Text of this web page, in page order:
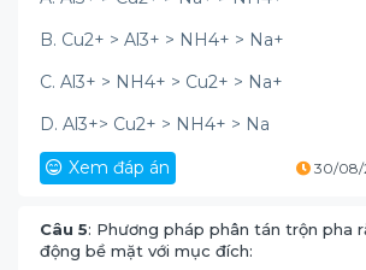
B. Cu2+ > Al3+ > NH4+ > Na+
C. Al3+ > NH4+ > Cu2+ > Na+
D. Al3+> Cu2+ > NH4+ > Na
Xem đáp án
30/08/
Câu 5: Phương pháp phân tán trộn pha
động bề mặt với mục đích: